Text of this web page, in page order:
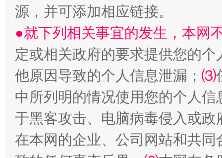
受贿1.44亿！段成刚被判无期 从幼
源，并可添加相应链接。
●就下列相关事宜的发生，本网
定或相关政府的要求提供您的个
他原因导致的个人信息泄漏； ⑶
中所列明的情况使用您的个人
于黑客攻击、电脑病毒侵入或
在本网的企业、公司网站和共